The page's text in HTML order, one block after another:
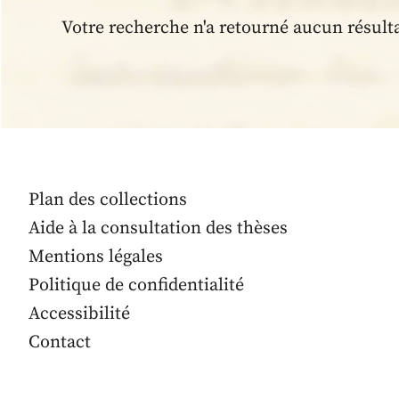
Votre recherche n'a retourné aucun
Plan des collections
Aide à la consultation des thèses
Mentions légales
Politique de confidentialité
Accessibilité
Contact